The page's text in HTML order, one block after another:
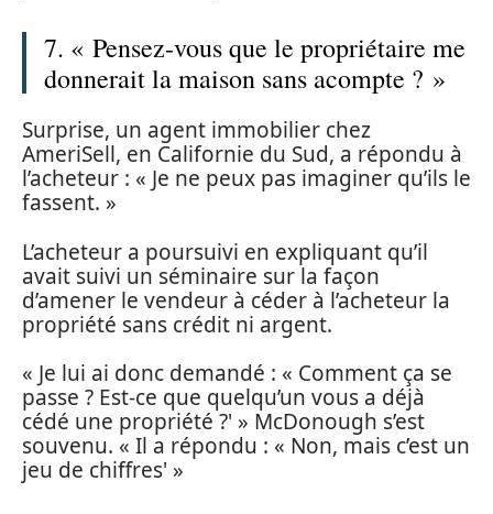
7. « Pensez-vous que le propriétaire me
donnerait la maison sans acompte ? »
Surprise, un agent immobilier chez
AmeriSell, en Californie du Sud, a répondu à
l’acheteur : « Je ne peux pas imaginer qu’ils le
fassent. »
L’acheteur a poursuivi en expliquant qu’il
avait suivi un séminaire sur la façon
d’amener le vendeur à céder à l’acheteur la
propriété sans crédit ni argent.
« Je lui ai donc demandé : « Comment ça se
passe ? Est-ce que quelqu’un vous a déjà
cédé une propriété ?' » McDonough s’est
souvenu. « Il a répondu : « Non, mais c’est un
jeu de chiffres' »